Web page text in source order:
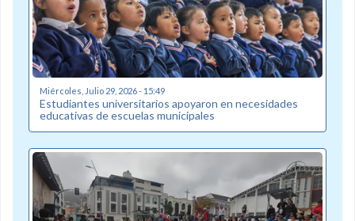
Miércoles, Julio 29, 2026 - 15:49
Estudiantes universitarios apoyaron en necesidades
educativas de escuelas municipales